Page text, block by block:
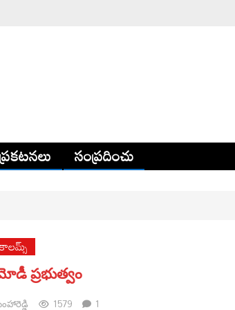
సంప్రదించు
కాలమ్స్
ప్రభుత్వం
1579 1